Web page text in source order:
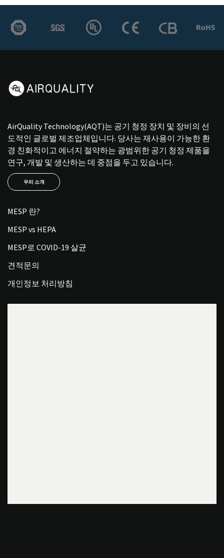
AirQuality Technology(AQT)는 공기 청정 장치 및 장비의 선
도적인 글로벌 제조업체입니다. 당사는 재사용이 가능한 환
경 친화적이고 에너지 절약하는 광범위한 공기 청정 제품을
연구, 개발 및 생산하는 데 중점을 두고 있습니다.
우리 소개
MESP 란?
MESP vs HEPA
MESP로 COVID-19 살균
견적문의
개인정보 처리방침